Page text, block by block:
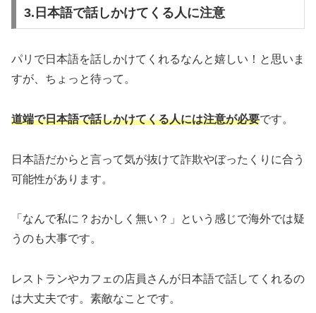
3.日本語で話しかけてくる人に注意
パリで日本語を話しかけてくれるなんと嬉しい！と思いま
すが、ちょっと待って。
道端で日本語で話しかけてくる人には注意が必要です。
日本語だからと言って気が抜けて詐欺やぼったくりに合う
可能性があります。
「なんで私に？おかしく無い？」という感じで海外では疑
うのも大事です。
レストランやカフェの店員さんが日本語で話してくれるの
は大丈夫です。素敵なことです。